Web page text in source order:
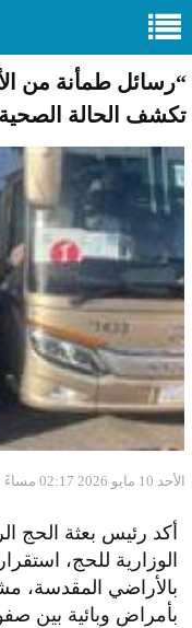
“رسائل طمأنة من
تكشف الحالة
الأحد 10 مايو 2026 02:17 مساءً
أكد رئيس بعثة الحج
الوزارية للحج،
بالأراضي المقدسة،
بأمراض وبائية بين